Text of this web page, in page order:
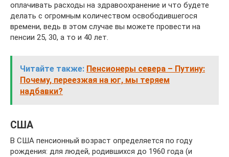
оплачивать расходы на здравоохранение и что будете
делать с огромным количеством освободившегося
времени, ведь в этом случае вы можете провести на
пенсии 25, 30, а то и 40 лет.
Читайте также: Пенсионеры севера – Путину:
Почему, переезжая на юг, мы теряем
надбавки?
США
В США пенсионный возраст определяется по году
рождения: для людей, родившихся до 1960 года (и